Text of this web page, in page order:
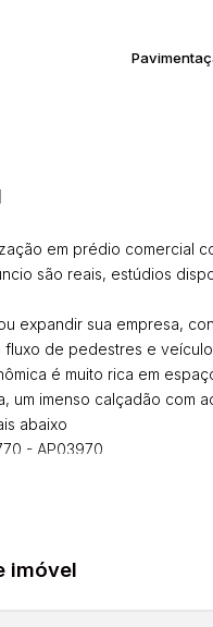
em prédio comercial
são reais, estúdios
expandir sua empresa,
de pedestres e
é muito rica em
um imenso calçadão com
abaixo
- AP03970
preço de venda,
atualizados em
imóvel